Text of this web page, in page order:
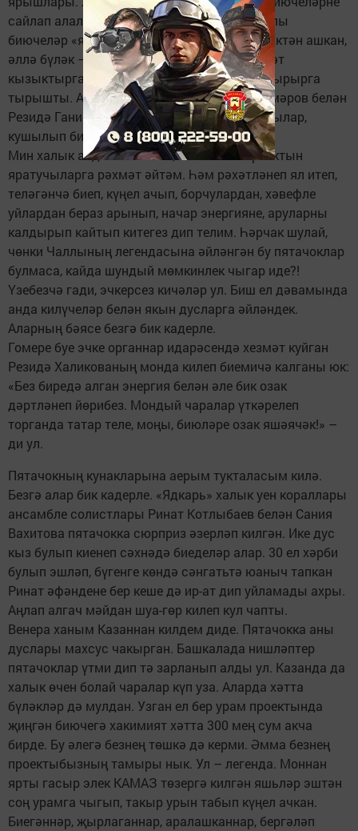
сайлап алалар да, чакырып биетәләр. Бу юлы
биючеләр «яндырды». Әллә сагынулары чиктән ашкан,
әллә бүләк – Кама буйлап теплоходта сәяхәт
кызыктырган, 14 кеше берсеннән-берсе уздырырга
тырышты. Алып баручыларыбыз Илнур Гомәров белән
Резидә Ганиева аларны рухландырып тордылар,
кушылып биеп киттеләр.
Мин халык алдына чыккач, газетабыз проектын
яратучыларга рәхмәт әйтәм. Һәм рәхәтләнеп ял итеп,
теләгәнчә биеп, күңел ачып, борчулардан, хәвефле
уйлардан бераз арынып, начар энергияне, аруларны
калдырып кайтып китегез дип телим. Һәрчак шулай,
чөнки Чаллының легендасына әйләнгән бу пятачоклар
булмаса, кайда шундый мөмкинлек чыгар иде?!
Үзебезчә гади, эчкерсез кичәләр ул. Биш ел дәвамында
анда килүчеләр белән якын дусларга әйләндек.
Аларның бәясе безгә бик кадерле.
Гомере буе эчке органнар идарәсендә хезмәт куйган
Резидә Халикованың монда килеп биемичә калганы юк:
«Без биредә алган энергия белән әле бик озак
дәртләнеп йөрибез. Мондый чаралар үткәрелеп
торганда татар теле, моңы, биюләре озак яшәячәк!» –
ди ул.
Пятачокның кунакларына аерым тукталасым килә.
Безгә алар бик кадерле. «Ядкарь» халык уен кораллары
ансамбле солистлары Ринат Котлыбаев белән Сания
Вахитова пятачокка сюрприз әзерләп килгән. Ике дус
кыз булып киенеп сәхнәдә биеделәр алар. 30 ел хәрби
булып эшләп, бүгенге көндә сәнгатьтә юаныч тапкан
Ринат әфәндене бер кеше дә ир-ат дип уйламады ахры.
Аңлап алгач мәйдан шуа-гөр килеп кул чапты.
Венера ханым Казаннан килдем диде. Пятачокка аны
дуслары махсус чакырган. Башкалада нишләптер
пятачоклар үтми дип тә зарланып алды ул. Казанда да
халык өчен болай чаралар күп уза. Аларда хәтта
бүләкләр дә мулдан. Узган ел бер урам проектында
җиңгән биючегә хакимият хәтта 300 мең сум акча
бирде. Бу әлегә безнең төшкә дә керми. Әмма безнең
проектыбызның тамыры нык. Ул – легенда. Моннан
ярты гасыр элек КАМАЗ төзергә килгән яшьләр эштән
соң урамга чыгып, такыр урын табып күңел ачкан.
Биегәннәр, җырлаганнар, аралашканнар, бергәләп